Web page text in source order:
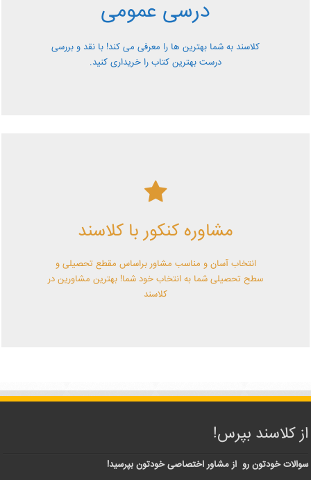
درسی عمومی
کلاسند به شما بهترین ها را معرفی می کند! با نقد و بررسی
درست بهترین کتاب را خریداری کنید.
رایگان از کلاسند
مشاوره کنکور با کلاسند
انتخاب آسان و مناسب مشاور براساس مقطع تحصیلی و
سطح تحصیلی شما به انتخاب خود شما! بهترین مشاورین در
کلاسند
از کلاسند بپرس!
سوالات خودتون رو از مشاور اختصاصی خودتون بپرسید!